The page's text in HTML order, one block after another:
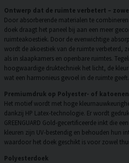
Ontwerp dat de ruimte verbetert –
Door absorberende materialen te
doek draagt het paneel bij aan een meer
ruimteakoestiek. Door de evenwichtige
wordt de akoestiek van de ruimte verbeterd,
als in slaapkamers en openbare ruimtes.
hoogwaardige druktechniek het licht, de
wat een harmonieus gevoel in de ruimte geeft.
Premiumdruk op Polyester- of
Het motief wordt met hoge
dankzij HP Latex-technologie. Er wordt
GREENGUARD Gold-gecertificeerde inkt die
kleuren zijn UV-bestendig en behouden hun
waardoor het doek geschikt is voor zowel
Polyesterdoek